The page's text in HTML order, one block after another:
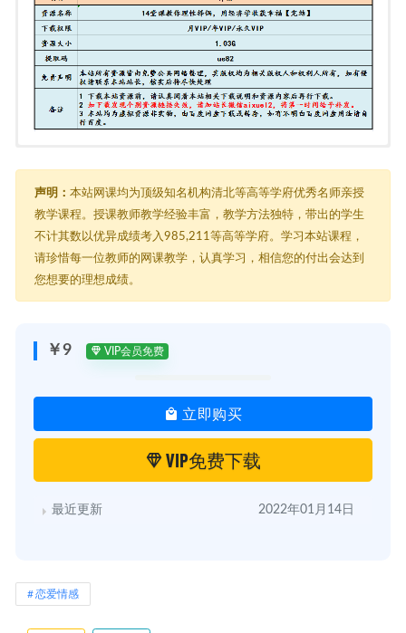
├─ 先导课-从经济学视角看透爱情本质，教你用科学理论找到真爱.mp4
├─ 第01课-那些“大众女孩“，凭什么更有异性缘【经济学原理：博弈
├─ 第10课-异地恋相处法则，距离不一定是减分项 年轻人的技能学习
神器.mp4
├─ 第11课-禀赋效应、成本考量 应对出轨，一眼识别劈腿成瘾的渣男
年轻人的技能学习神器.mp4
吗？.mp4
├─ 第14课-老夫少妻、姐弟恋、年龄悬殊能否修成正果，社会经济制
├─ 第2课-100%匹配理想伴侣，真的可行吗？【经济学原理：费米估算
│ .mp4
├─ 第3课-3招教你塑造魅力，让他线上主动联系你【经济学原理：诱饵
├─ 第4课-最优停止理论，掌握37%规律，快速找到MR right【经济学
├─ 第5课-主动出击，破除优质女落单魔咒 【经济学原理：盖尔·沙普利
├─ 第8课-暧昧更要虐心，好感度和亲密值加倍的秘密【经济学原理：
行为经济学】.mp4
声明： 本站网课均为顶级知名机构清北等高等学府优秀名师亲授
教学课程。授课教师教学经验丰富，教学方法独特，带出的学生
不计其数以优异成绩考入985,211等高等学府。学习本站课程，
请珍惜每一位教师的网课教学，认真学习，相信您的付出会达到
您想要的理想成绩。
￥9 VIP会员免费
立即购买
VIP免费下载
最近更新 2022年01月14日
恋爱情感